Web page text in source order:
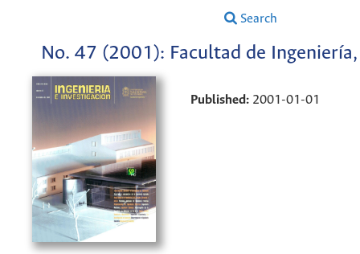
Search
No. 47 (2001): Facultad de
Published: 2001-01-01